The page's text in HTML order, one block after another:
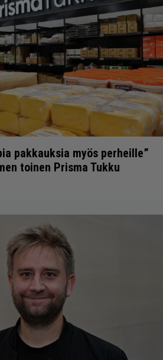
pakkauksia myös perheille”
toinen Prisma Tukku